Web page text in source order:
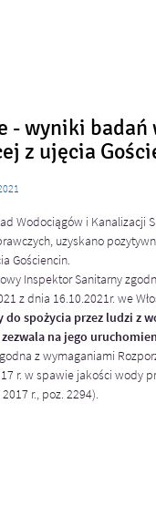
- wyniki badań
z ujęcia
Wodociągów i Kanalizacji
uzyskano
Gościencin.
Inspektor Sanitarny
z dnia 16.10.2021r. we
do spożycia przez ludzi z
zezwala na jego
z wymaganiami
r. w spawie jakości wody
r., poz. 2294).